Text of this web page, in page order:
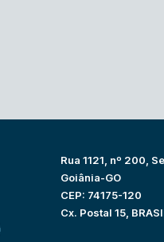
Rua 1121, nº 200,
Goiânia-GO
CEP: 74175-120
Cx. Postal 15,